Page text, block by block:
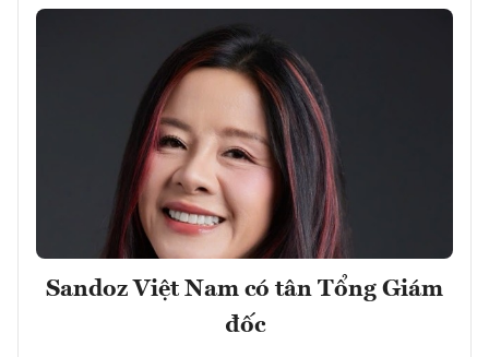
Sandoz Việt Nam có tân Tổng Giám
đốc